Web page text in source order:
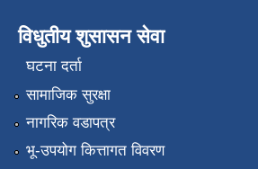
विधुतीय शुसासन सेवा
घटना दर्ता
सामाजिक सुरक्षा
नागरिक वडापत्र
भू-उपयोग कित्तागत विवरण